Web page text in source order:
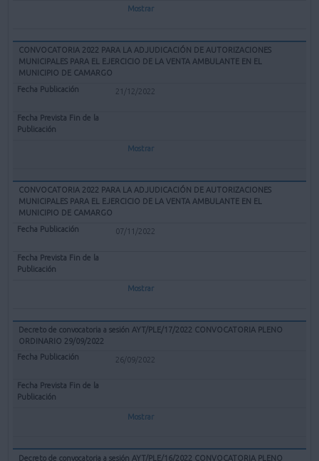
Mostrar
CONVOCATORIA 2022 PARA LA ADJUDICACIÓN DE AUTORIZACIONES
MUNICIPALES PARA EL EJERCICIO DE LA VENTA AMBULANTE EN EL
MUNICIPIO DE CAMARGO
21/12/2022
Mostrar
CONVOCATORIA 2022 PARA LA ADJUDICACIÓN DE AUTORIZACIONES
MUNICIPALES PARA EL EJERCICIO DE LA VENTA AMBULANTE EN EL
MUNICIPIO DE CAMARGO
07/11/2022
Mostrar
Decreto de convocatoria a sesión AYT/PLE/17/2022 CONVOCATORIA PLENO
ORDINARIO 29/09/2022
26/09/2022
Mostrar
Decreto de convocatoria a sesión AYT/PLE/16/2022 CONVOCATORIA PLENO